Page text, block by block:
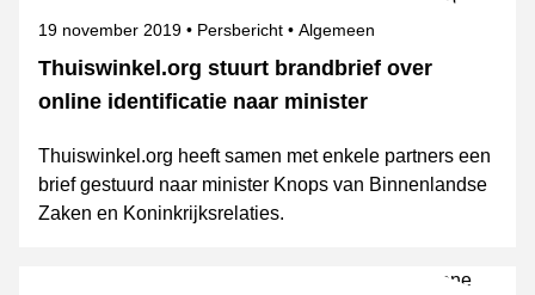
Thuiswinkel.org stuurt brandbrief over
online identificatie naar minister
Gepubliceerd op
19 november 2019 Categorie
Persbericht Onderwerpen
Algemeen
Thuiswinkel.org heeft samen met enkele partners een
brief gestuurd naar minister Knops van Binnenlandse
Zaken en Koninkrijksrelaties.